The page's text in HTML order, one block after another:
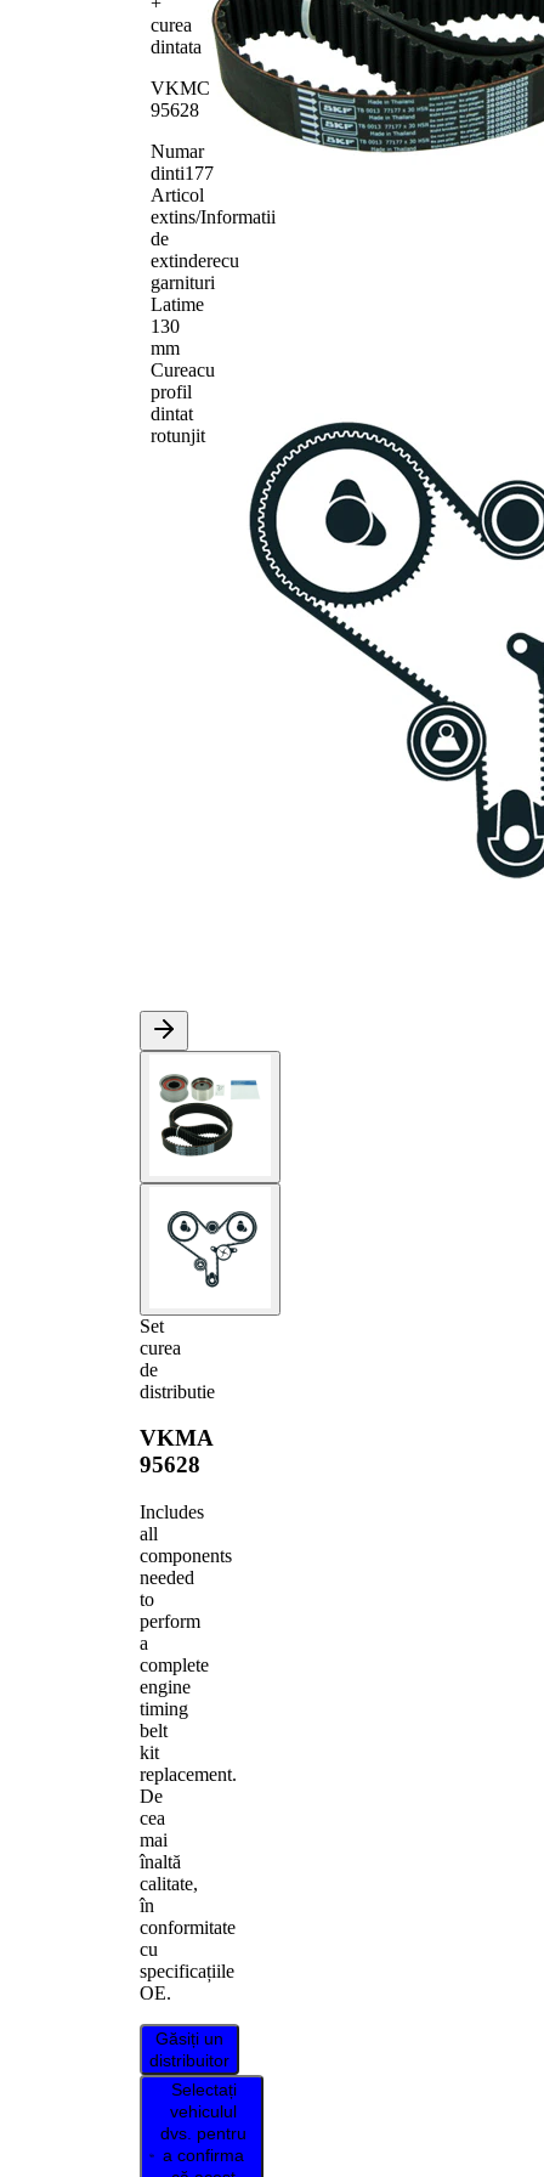
Set
curea
de
distributie
VKMA
95628
Includes
all
components
needed
to
perform
a
complete
engine
timing
belt
kit
replacement.
De
cea
mai
înaltă
calitate,
în
conformitate
cu
specificațiile
OE.
Găsiți un
distribuitor
Selectați
vehiculul
dvs. pentru
a confirma
ghidare/conducere,
curea distributie
VKM
85141
1
Curea de
distributie
SKF03914 1
curea
dintata
VKMC
95628
Numar
dinti177
Articol
extins/Informatii
de
extinderecu
garnituri
Latime
130
mm
Cureacu
profil
dintat
rotunjit